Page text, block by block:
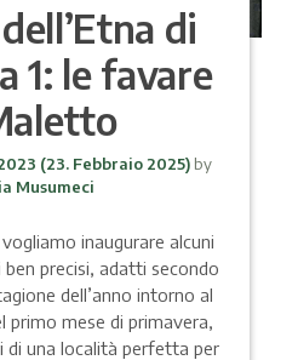
di
1: le favare
(23. Febbraio 2025) by
Musumeci
inaugurare alcuni
precisi, adatti secondo
dell’anno intorno al
primo mese di primavera,
di una località perfetta per